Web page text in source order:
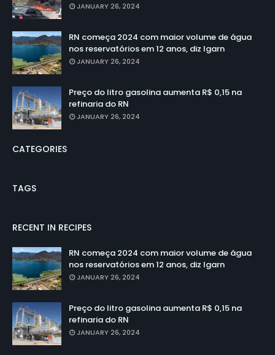
JANUARY 26, 2024
RN começa 2024 com maior volume de água
nos reservatórios em 12 anos, diz Igarn
JANUARY 26, 2024
Preço do litro gasolina aumenta R$ 0,15 na
refinaria do RN
JANUARY 26, 2024
CATEGORIES
TAGS
RECENT IN RECIPES
RN começa 2024 com maior volume de água
nos reservatórios em 12 anos, diz Igarn
JANUARY 26, 2024
Preço do litro gasolina aumenta R$ 0,15 na
refinaria do RN
JANUARY 26, 2024